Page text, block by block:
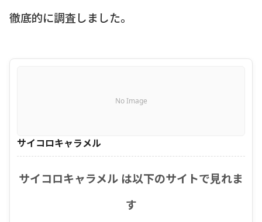
徹底的に調査しました。
No Image
サイコロキャラメル
サイコロキャラメル は以下のサイトで見れま
す